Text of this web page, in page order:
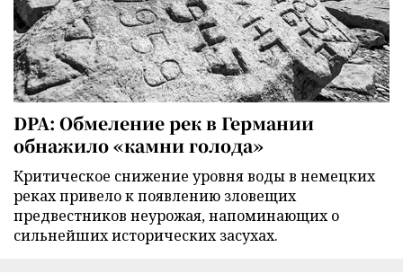
DPA: Обмеление рек в Германии
обнажило «камни голода»
Критическое снижение уровня воды в немецких
реках привело к появлению зловещих
предвестников неурожая, напоминающих о
сильнейших исторических засухах.